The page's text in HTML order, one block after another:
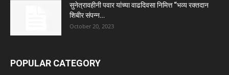
सुनेत्रावहीनी पवार यांच्या वाढदिवसा निमित्त “भव्य रक्तदान
शिबीर संपन्न…
October 20, 2023
POPULAR CATEGORY